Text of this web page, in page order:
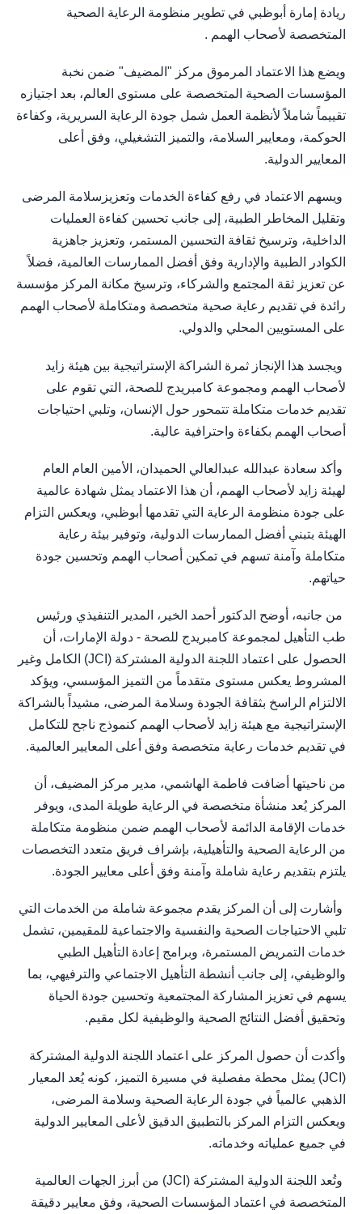
ريادة إمارة أبوظبي في تطوير منظومة الرعاية الصحية
المتخصصة لأصحاب الهمم .
ويضع هذا الاعتماد المرموق مركز "المضيف" ضمن نخبة
المؤسسات الصحية المتخصصة على مستوى العالم، بعد اجتيازه
تقييماً شاملاً لأنظمة العمل شمل جودة الرعاية السريرية، وكفاءة
الحوكمة، ومعايير السلامة، والتميز التشغيلي، وفق أعلى
المعايير الدولية.
ويسهم الاعتماد في رفع كفاءة الخدمات وتعزيزسلامة المرضى
وتقليل المخاطر الطبية، إلى جانب تحسين كفاءة العمليات
الداخلية، وترسيخ ثقافة التحسين المستمر، وتعزيز جاهزية
الكوادر الطبية والإدارية وفق أفضل الممارسات العالمية، فضلاً
عن تعزيز ثقة المجتمع والشركاء، وترسيخ مكانة المركز مؤسسة
رائدة في تقديم رعاية صحية متخصصة ومتكاملة لأصحاب الهمم
على المستويين المحلي والدولي.
ويجسد هذا الإنجاز ثمرة الشراكة الإستراتيجية بين هيئة زايد
لأصحاب الهمم ومجموعة كامبريدج للصحة، التي تقوم على
تقديم خدمات متكاملة تتمحور حول الإنسان، وتلبي احتياجات
أصحاب الهمم بكفاءة واحترافية عالية.
وأكد سعادة عبدالله عبدالعالي الحميدان، الأمين العام العام
لهيئة زايد لأصحاب الهمم، أن هذا الاعتماد يمثل شهادة عالمية
على جودة منظومة الرعاية التي تقدمها أبوظبي، ويعكس التزام
الهيئة بتبني أفضل الممارسات الدولية، وتوفير بيئة رعاية
متكاملة وآمنة تسهم في تمكين أصحاب الهمم وتحسين جودة
حياتهم.
من جانبه، أوضح الدكتور أحمد الخير، المدير التنفيذي ورئيس
طب التأهيل لمجموعة كامبريدج للصحة - دولة الإمارات، أن
الحصول على اعتماد اللجنة الدولية المشتركة (JCI) الكامل وغير
المشروط يعكس مستوى متقدماً من التميز المؤسسي، ويؤكد
الالتزام الراسخ بثقافة الجودة وسلامة المرضى، مشيداً بالشراكة
الإستراتيجية مع هيئة زايد لأصحاب الهمم كنموذج ناجح للتكامل
في تقديم خدمات رعاية متخصصة وفق أعلى المعايير العالمية.
من ناحيتها أضافت فاطمة الهاشمي، مدير مركز المضيف، أن
المركز يُعد منشأة متخصصة في الرعاية طويلة المدى، ويوفر
خدمات الإقامة الدائمة لأصحاب الهمم ضمن منظومة متكاملة
من الرعاية الصحية والتأهيلية، بإشراف فريق متعدد التخصصات
يلتزم بتقديم رعاية شاملة وآمنة وفق أعلى معايير الجودة.
وأشارت إلى أن المركز يقدم مجموعة شاملة من الخدمات التي
تلبي الاحتياجات الصحية والنفسية والاجتماعية للمقيمين، تشمل
خدمات التمريض المستمرة، وبرامج إعادة التأهيل الطبي
والوظيفي، إلى جانب أنشطة التأهيل الاجتماعي والترفيهي، بما
يسهم في تعزيز المشاركة المجتمعية وتحسين جودة الحياة
وتحقيق أفضل النتائج الصحية والوظيفية لكل مقيم.
وأكدت أن حصول المركز على اعتماد اللجنة الدولية المشتركة
(JCI) يمثل محطة مفصلية في مسيرة التميز، كونه يُعد المعيار
الذهبي عالمياً في جودة الرعاية الصحية وسلامة المرضى،
ويعكس التزام المركز بالتطبيق الدقيق لأعلى المعايير الدولية
في جميع عملياته وخدماته.
وتُعد اللجنة الدولية المشتركة (JCI) من أبرز الجهات العالمية
المتخصصة في اعتماد المؤسسات الصحية، وفق معايير دقيقة